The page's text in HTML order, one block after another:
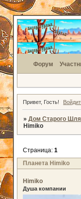
Форум
Привет, Гость!
» Дом Старого
Himiko
Планета Himiko
Страница: 1
Himiko
Душа компании